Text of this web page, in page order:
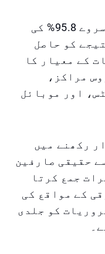
2024 کا پوشیدہ خریدار کا سروے 95.8% کی
کو حاصل
کے معیار کا
مراکز،
اور موبائل
رکھنے میں
حقیقی صارفین
جمع کرتا
کے مواقع کی
کو جلدی